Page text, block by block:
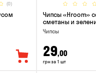
(0)
Чипсы «Hroom»
сметаны и
Чипсы
29,00
грн за 1 шт